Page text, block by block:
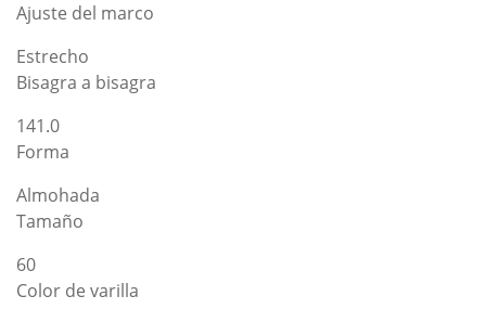
Ajuste del marco
Estrecho
Bisagra a bisagra
141.0
Forma
Almohada
Tamaño
60
Color de varilla